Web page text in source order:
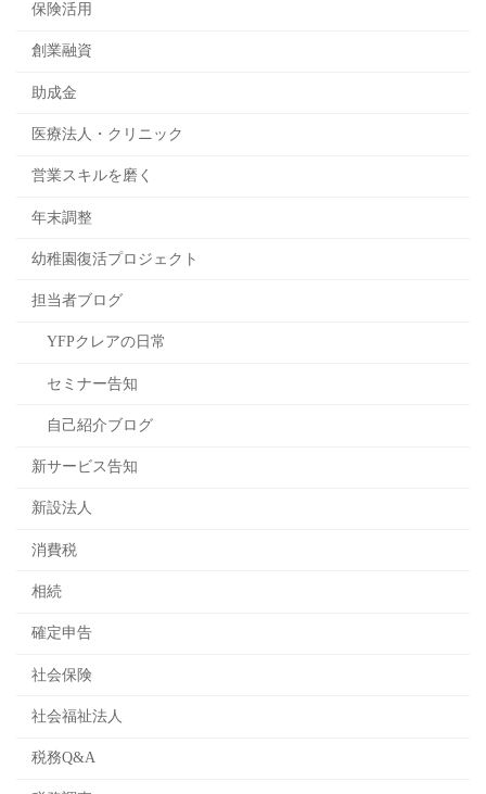
保険活用
創業融資
助成金
医療法人・クリニック
営業スキルを磨く
年末調整
幼稚園復活プロジェクト
担当者ブログ
YFPクレアの日常
セミナー告知
自己紹介ブログ
新サービス告知
新設法人
消費税
相続
確定申告
社会保険
社会福祉法人
税務Q&A